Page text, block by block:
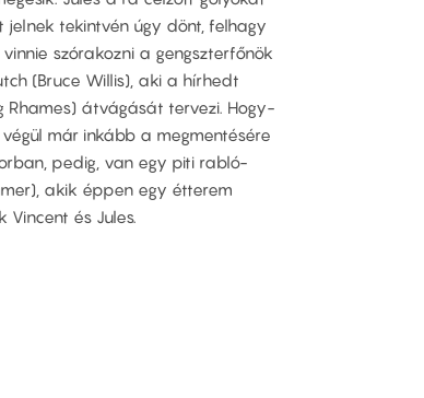
tekintvén úgy dönt, felhagy
szórakozni a gengszterfőnök
(Bruce Willis), aki a hírhedt
Rhames) átvágását tervezi. Hogy-
már inkább a megmentésére
pedig, van egy piti rabló-
akik éppen egy étterem
Vincent és Jules.